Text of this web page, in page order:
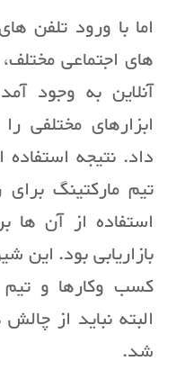
اما با ورود تلفن
های اجتماعی
آنلاین به وجود
ابزارهای مختلفی
داد. نتیجه
تیم مارکتینگ
استفاده از آن ها
بازاریابی بود. این
کسب وکارها و
البته نباید از
شد.